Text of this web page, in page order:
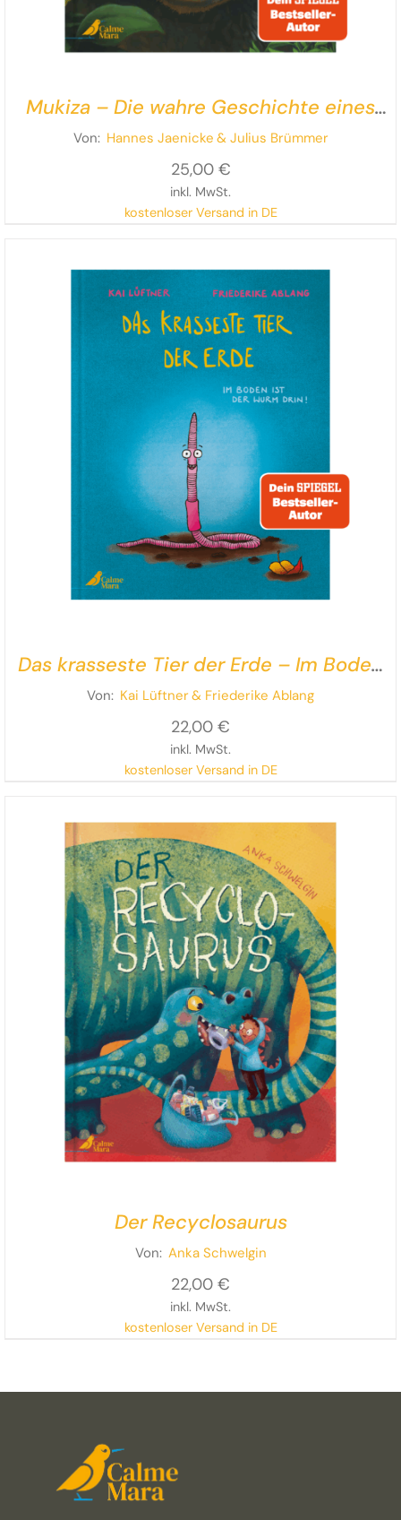
Mukiza – Die wahre Geschichte eines
Berggorillas
Von: Hannes Jaenicke & Julius Brümmer
25,00 €
inkl. MwSt.
kostenloser Versand in DE
Das krasseste Tier der Erde – Im Boden
ist der Wurm drin!
Von: Kai Lüftner& Friederike Ablang
22,00 €
inkl. MwSt.
kostenloser Versand in DE
Der Recyclosaurus
Von: Anka Schwelgin
22,00 €
inkl. MwSt.
kostenloser Versand in DE